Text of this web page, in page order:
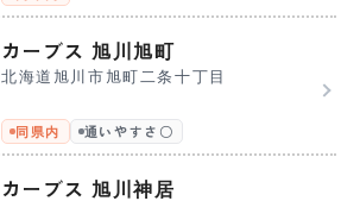
カーブス 旭川旭町
北海道旭川市旭町二条十丁目
同県内 通いやすさ〇
カーブス 旭川神居